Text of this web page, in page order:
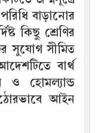
বাড়ানোর
কিছু শ্রেণির
সুযোগ সীমিত
বার্থ
ও হোমল্যান্ড
আইন